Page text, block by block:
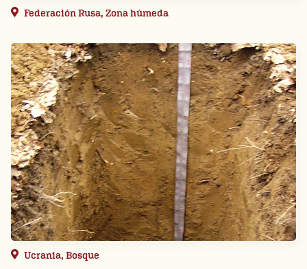
Federación Rusa, Zona húmeda
Ucrania, Bosque